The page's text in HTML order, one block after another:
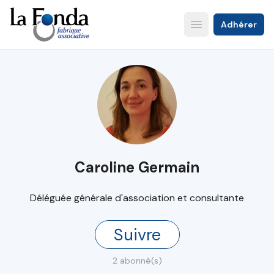
Aller
au
contenu
principal
Open main menu
Adhérer
Caroline Germain
Déléguée générale d'association et consultante
Suivre
2 abonné(s)